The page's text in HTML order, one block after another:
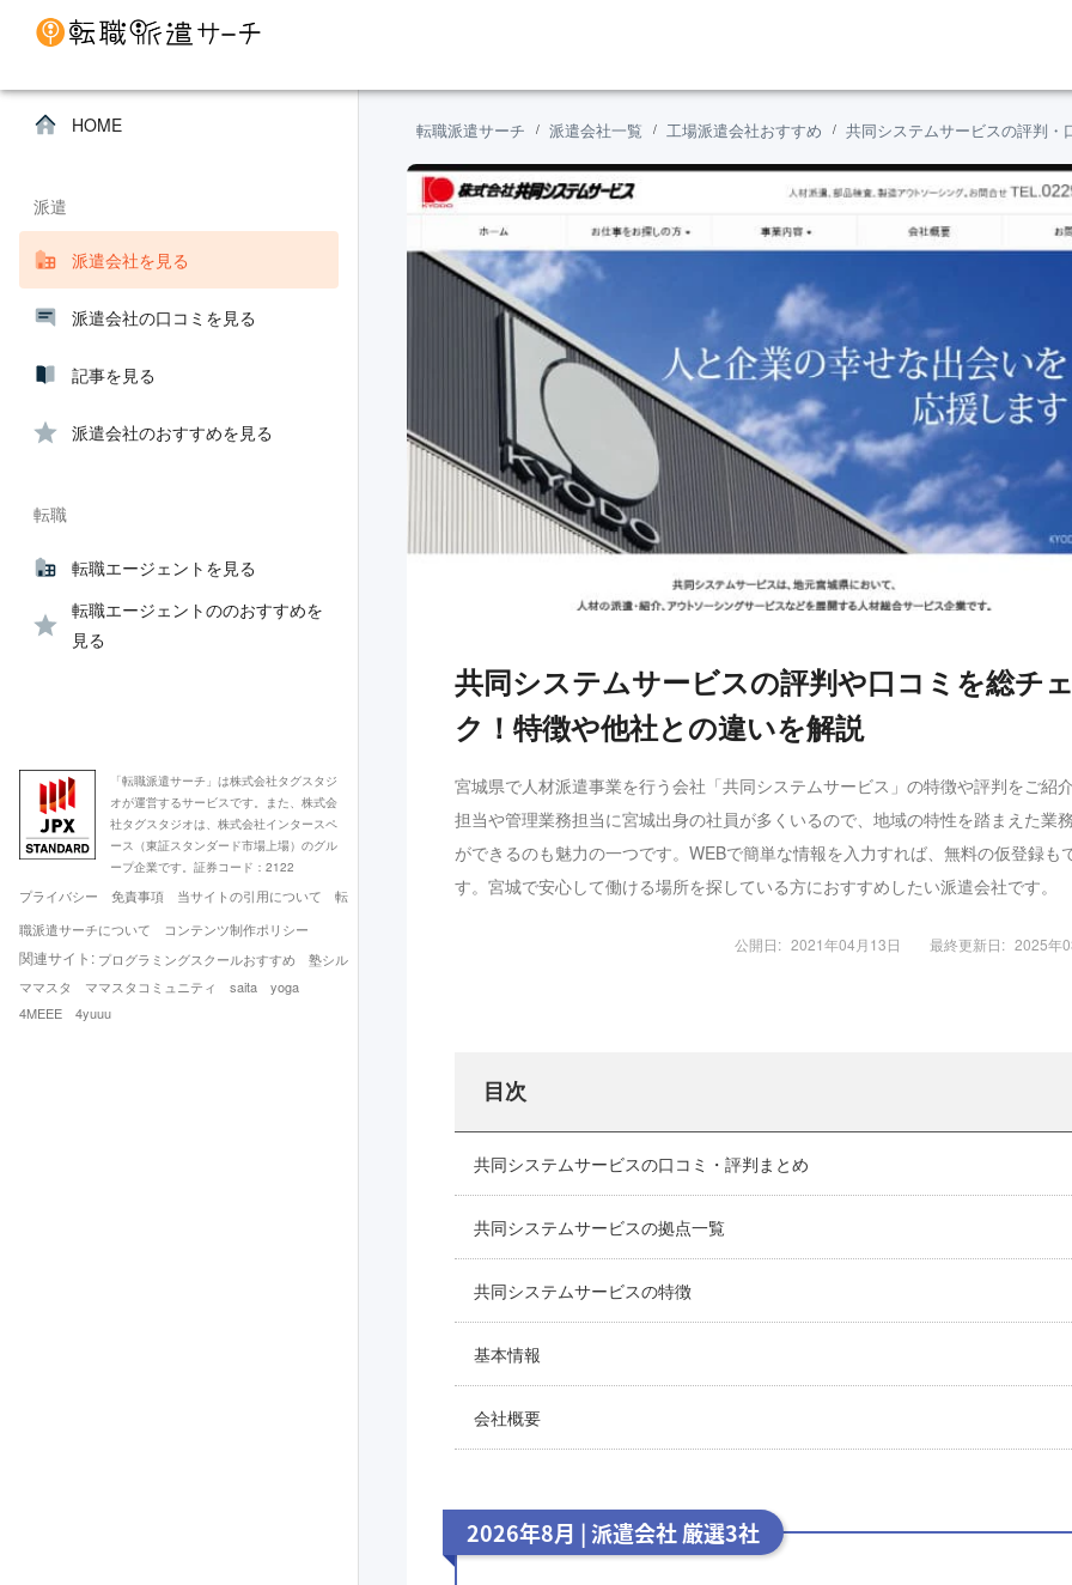
転職派遣サーチ 派遣会社一覧 工場派遣会社おすすめ 共同システムサービスの評判・
共同システムサービスの評判や口コミを総チ
ク！特徴や他社との違いを解説
宮城県で人材派遣事業を行う会社「共同システムサービス」の特徴や評判をご紹
担当や管理業務担当に宮城出身の社員が多くいるので、地域の特性を踏まえた業
ができるのも魅力の一つです。WEBで簡単な情報を入力すれば、無料の仮登録も
す。宮城で安心して働ける場所を探している方におすすめしたい派遣会社です。
公開日: 2021年04月13日 最終更新日: 2025年
目次
共同システムサービスの口コミ・評判まとめ
共同システムサービスの拠点一覧
共同システムサービスの特徴
基本情報
会社概要
2026年8月 | 派遣会社 厳選3社
HOME
派遣
派遣会社を見る
派遣会社の口コミを見る
記事を見る
派遣会社のおすすめを見る
転職
転職エージェントを見る
転職エージェントののおすすめを
見る
「転職派遣サーチ」は株式会社タグスタジ
オが運営するサービスです。また、株式会
社タグスタジオは、株式会社インタースペ
ース（東証スタンダード市場上場）のグル
ープ企業です。証券コード：2122
プライバシー 免責事項 当サイトの引用について
転
職派遣サーチについて
コンテンツ制作ポリシー
関連サイト: プログラミングスクールおすすめ
塾シル
ママスタ
ママスタコミュニティ saita
yoga
4MEEE
4yuuu